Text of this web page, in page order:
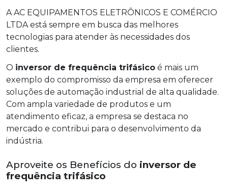
A AC EQUIPAMENTOS ELETRÔNICOS E COMÉRCIO
LTDA está sempre em busca das melhores
tecnologias para atender às necessidades dos
clientes.
O inversor de frequência trifásico é mais um
exemplo do compromisso da empresa em oferecer
soluções de automação industrial de alta qualidade.
Com ampla variedade de produtos e um
atendimento eficaz, a empresa se destaca no
mercado e contribui para o desenvolvimento da
indústria.
Aproveite os Benefícios do inversor de
frequência trifásico